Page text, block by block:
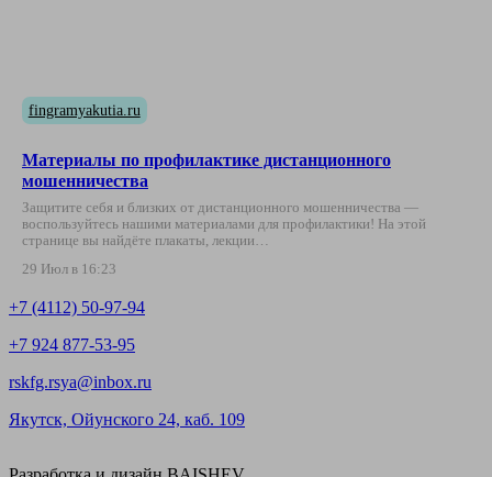
fingramyakutia.ru
Материалы по профилактике дистанционного
мошенничества
Защитите себя и близких от дистанционного мошенничества —
воспользуйтесь нашими материалами для профилактики! На этой
странице вы найдёте плакаты, лекции…
29 Июл в 16:23
+7 (4112) 50-97-94
+7 924 877-53-95
rskfg.rsya@inbox.ru
Якутск, Ойунского 24, каб. 109